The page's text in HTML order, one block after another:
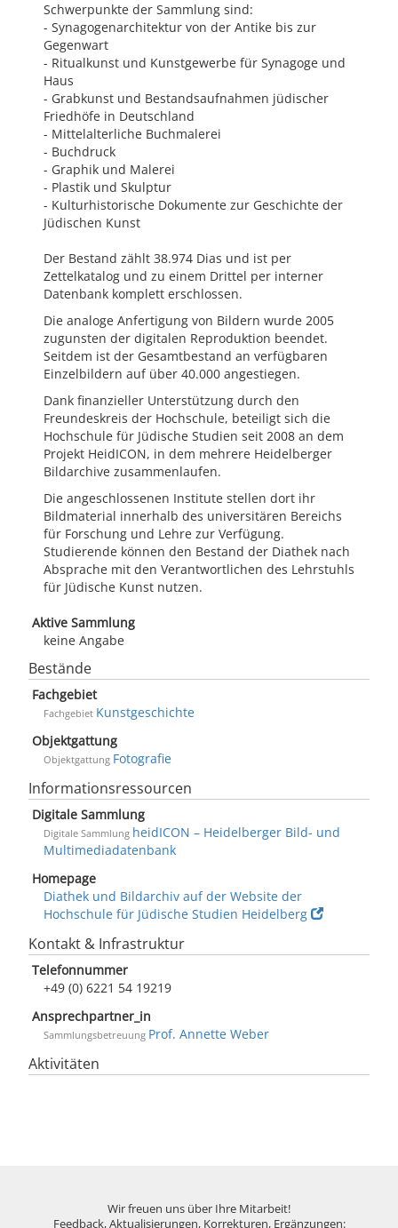
Schwerpunkte der Sammlung sind:
- Synagogenarchitektur von der Antike bis zur
Gegenwart
- Ritualkunst und Kunstgewerbe für Synagoge und
Haus
- Grabkunst und Bestandsaufnahmen jüdischer
Friedhöfe in Deutschland
- Mittelalterliche Buchmalerei
- Buchdruck
- Graphik und Malerei
- Plastik und Skulptur
- Kulturhistorische Dokumente zur Geschichte der
Jüdischen Kunst
Der Bestand zählt 38.974 Dias und ist per
Zettelkatalog und zu einem Drittel per interner
Datenbank komplett erschlossen.
Die analoge Anfertigung von Bildern wurde 2005
zugunsten der digitalen Reproduktion beendet.
Seitdem ist der Gesamtbestand an verfügbaren
Einzelbildern auf über 40.000 angestiegen.
Dank finanzieller Unterstützung durch den
Freundeskreis der Hochschule, beteiligt sich die
Hochschule für Jüdische Studien seit 2008 an dem
Projekt HeidICON, in dem mehrere Heidelberger
Bildarchive zusammenlaufen.
Die angeschlossenen Institute stellen dort ihr
Bildmaterial innerhalb des universitären Bereichs
für Forschung und Lehre zur Verfügung.
Studierende können den Bestand der Diathek nach
Absprache mit den Verantwortlichen des Lehrstuhls
für Jüdische Kunst nutzen.
Aktive Sammlung
keine Angabe
Bestände
Fachgebiet
Fachgebiet Kunstgeschichte
Objektgattung
Objektgattung Fotografie
Informationsressourcen
Digitale Sammlung
Digitale Sammlung heidICON – Heidelberger Bild- und
Multimediadatenbank
Homepage
Diathek und Bildarchiv auf der Website der
Hochschule für Jüdische Studien Heidelberg
Kontakt & Infrastruktur
Telefonnummer
+49 (0) 6221 54 19219
Ansprechpartner_in
Sammlungsbetreuung Prof. Annette Weber
Aktivitäten
Wir freuen uns über Ihre Mitarbeit!
Feedback, Aktualisierungen, Korrekturen, Ergänzungen: